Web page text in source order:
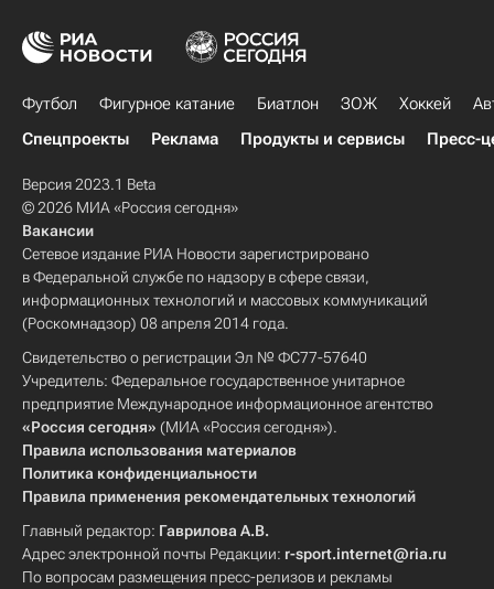
Футбол Фигурное катание Биатлон ЗОЖ Хоккей
Спецпроекты
Реклама Продукты и сервисы Пресс-
Версия 2023.1 Beta
© 2026 МИА «Россия сегодня»
Вакансии
Сетевое издание РИА Новости зарегистрировано
в Федеральной службе по надзору в сфере связи,
информационных технологий и массовых коммуникаций
(Роскомнадзор) 08 апреля 2014 года.
Свидетельство о регистрации Эл № ФС77-57640
Учредитель: Федеральное государственное унитарное
предприятие Международное информационное агентство
«Россия сегодня» (МИА «Россия сегодня»).
Правила использования материалов
Политика конфиденциальности
Правила применения рекомендательных технологий
Главный редактор: Гаврилова А.В.
Адрес электронной почты Редакции: r-sport.internet@ria.ru
По вопросам размещения пресс-релизов и рекламы